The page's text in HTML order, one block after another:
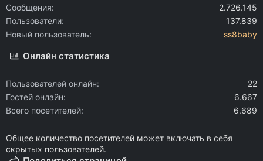
Сообщения
2.726.145
Пользователи
137.839
Новый пользователь
ss8baby
Онлайн статистика
Пользователей онлайн
22
Гостей онлайн
6.667
Всего посетителей
6.689
Общее количество посетителей может включать в себя
скрытых пользователей.